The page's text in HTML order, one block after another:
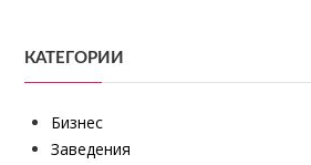
КАТЕГОРИИ
Бизнес
Заведения